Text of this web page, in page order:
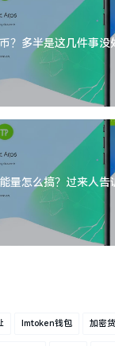
？多半是这几件事没
量怎么搞？过来人告
Imtoken钱包 加密